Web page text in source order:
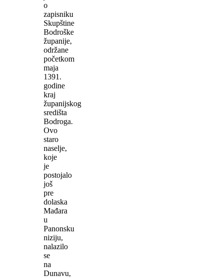
o
zapisniku
Skupštine
Bodroške
županije,
održane
početkom
maja
1391.
godine
kraj
županijskog
središta
Bodroga.
Ovo
staro
naselje,
koje
je
postojalo
još
pre
dolaska
Mađara
u
Panonsku
niziju,
nalazilo
se
na
Dunavu,